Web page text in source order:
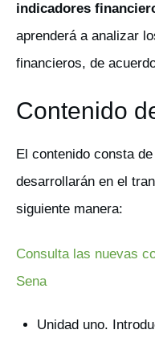
indicadores
aprenderá a analizar
financieros, de
Contenido
El contenido consta
desarrollarán en el
siguiente manera:
Consulta las nuevas
Sena
Unidad uno.